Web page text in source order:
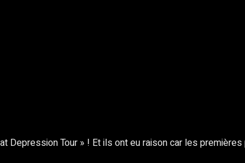
Tour » ! Et ils ont eu raison car les